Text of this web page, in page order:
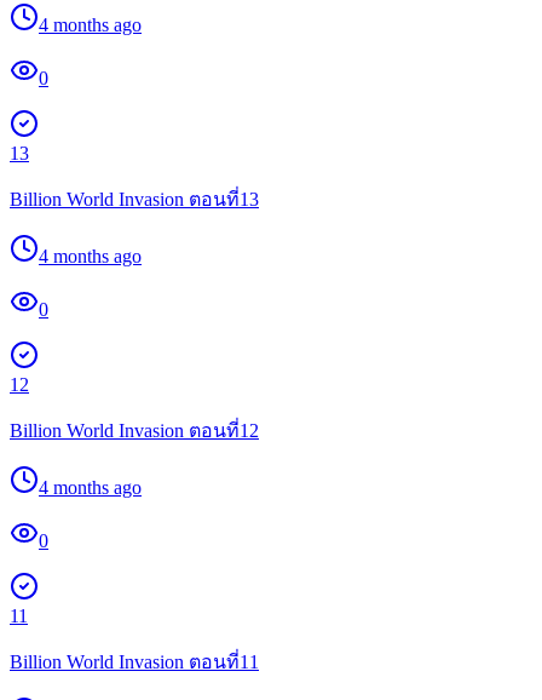
4 months ago
0
13
Billion World Invasion ตอนที่13
4 months ago
0
12
Billion World Invasion ตอนที่12
4 months ago
0
11
Billion World Invasion ตอนที่11